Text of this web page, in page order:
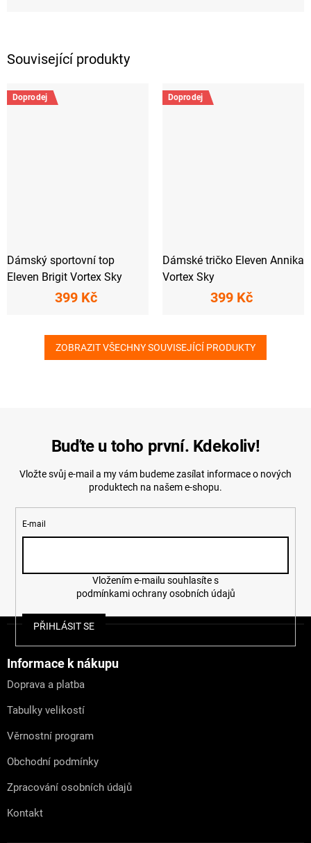
Související produkty
Doprodej
Dámský sportovní top
Eleven Brigit Vortex Sky
399 Kč
Doprodej
Dámské tričko Eleven Annika
Vortex Sky
399 Kč
ZOBRAZIT VŠECHNY SOUVISEJÍCÍ PRODUKTY
Buďte u toho první. Kdekoliv!
Vložte svůj e-mail a my vám budeme zasílat informace o nových
produktech na našem e-shopu.
E-mail
podmínkami ochrany osobních údajů
PŘIHLÁSIT SE
Informace k nákupu
Doprava a platba
Tabulky velikostí
Věrnostní program
Obchodní podmínky
Zpracování osobních údajů
Kontakt